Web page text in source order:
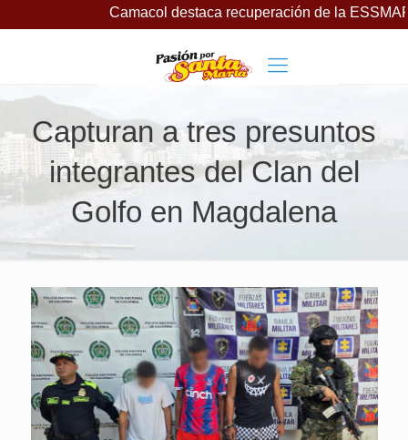
Camacol destaca recuperación de la ESSMAR, bajo
Capturan a tres presuntos
integrantes del Clan del
Golfo en Magdalena